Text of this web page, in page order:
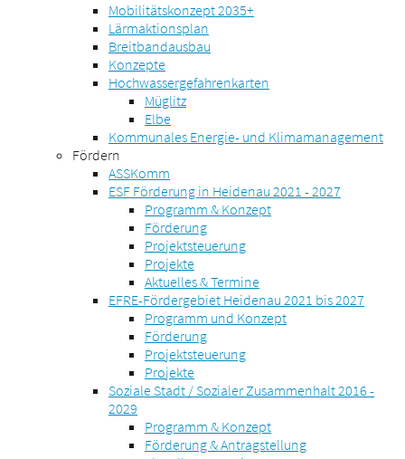
Mobilitätskonzept 2035+
Lärmaktionsplan
Breitbandausbau
Konzepte
Hochwassergefahrenkarten
Müglitz
Elbe
Kommunales Energie- und Klimamanagement
Fördern
ASSKomm
ESF Förderung in Heidenau 2021 - 2027
Programm & Konzept
Förderung
Projektsteuerung
Projekte
Aktuelles & Termine
EFRE-Fördergebiet Heidenau 2021 bis 2027
Programm und Konzept
Förderung
Projektsteuerung
Projekte
Soziale Stadt / Sozialer Zusammenhalt 2016 -
2029
Programm & Konzept
Förderung & Antragstellung